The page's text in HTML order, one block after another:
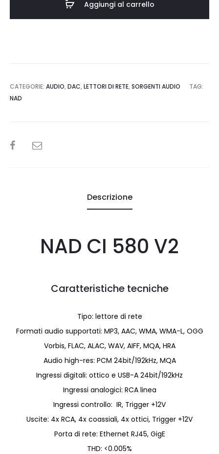
Aggiungi al carrello
CATEGORIE: AUDIO, DAC, LETTORI DI RETE, SORGENTI AUDIO
TAG:
NAD
SHARE
Descrizione
NAD CI 580 V2
Caratteristiche tecniche
Tipo: lettore di rete
Formati audio supportati: MP3, AAC, WMA, WMA-L, OGG
Vorbis, FLAC, ALAC, WAV, AIFF, MQA, HRA
Audio high-res: PCM 24bit/192kHz, MQA
Ingressi digitali: ottico e USB-A 24bit/192kHz
Ingressi analogici: RCA linea
Ingressi controllo: IR, Trigger +12V
Uscite: 4x RCA, 4x coassiali, 4x ottici, Trigger +12V
Porta di rete: Ethernet RJ45, GigE
THD: <0.005%